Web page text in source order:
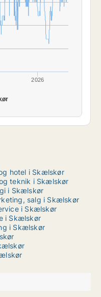
2026
hotel i Skælskør
teknik i Skælskør
i Skælskør
salg i Skælskør
i Skælskør
i Skælskør
i Skælskør